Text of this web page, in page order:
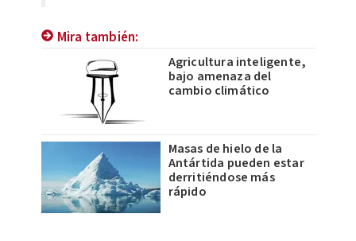
Mira también:
Agricultura inteligente,
bajo amenaza del
cambio climático
Masas de hielo de la
Antártida pueden estar
derritiéndose más
rápido